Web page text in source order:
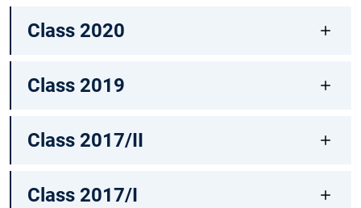
Class 2020
Class 2019
Class 2017/II
Class 2017/I